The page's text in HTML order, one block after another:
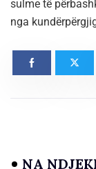
sulme të
nga
NA